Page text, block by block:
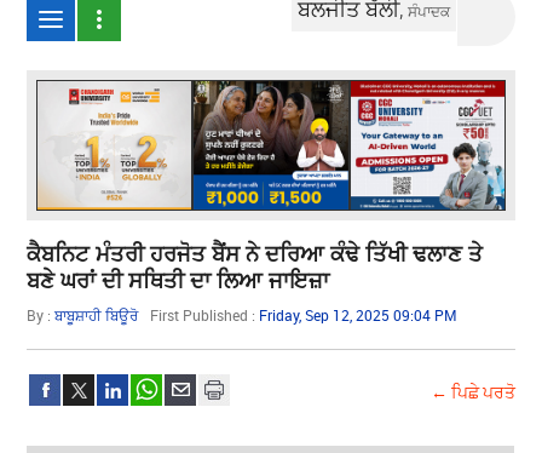
ਬਲਜੀਤ ਬੱਲੀ,ਸੰਪਾਦਕ
ਕੈਬਨਿਟ ਮੰਤਰੀ ਹਰਜੋਤ ਬੈਂਸ ਨੇ ਦਰਿਆ ਕੰਢੇ ਤਿੱਖੀ ਢਲਾਣ ਤੇ
ਬਣੇ ਘਰਾਂ ਦੀ ਸਥਿਤੀ ਦਾ ਲਿਆ ਜਾਇਜ਼ਾ
By :ਬਾਬੂਸ਼ਾਹੀ ਬਿਊਰੋ First Published : Friday, Sep 12, 2025 09:04 PM
← ਪਿਛੇ ਪਰਤੋ